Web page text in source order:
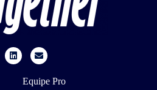
Equipe Pro